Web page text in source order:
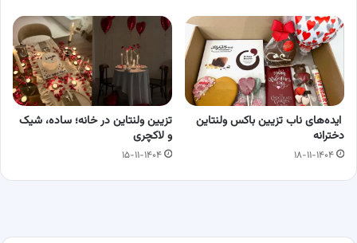
ایده‌های ناب تزیین باکس ولنتاین
دخترانه
۱۸-۱۱-۱۴۰۴
تزیین ولنتاین در خانه؛ ساده، شیک
و لاکچری
۱۵-۱۱-۱۴۰۴